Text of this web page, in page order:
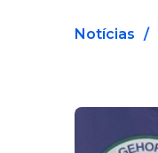
Notícias /